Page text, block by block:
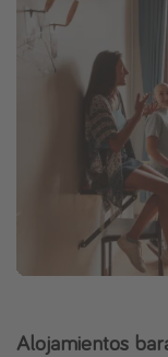
Alojamientos